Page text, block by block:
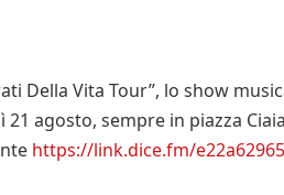
Della Vita Tour”, lo show
21 agosto, sempre in piazza
https://link.dice.fm/